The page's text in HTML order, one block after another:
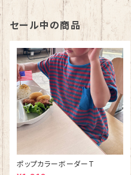
セール中の商品
ポップカラーボーダーT